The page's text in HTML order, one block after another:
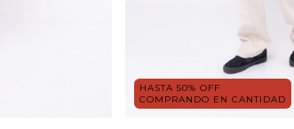
HASTA 50% OFF
COMPRANDO EN CANTIDAD